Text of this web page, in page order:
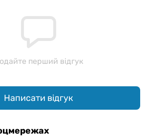
перший відгук
Написати відгук